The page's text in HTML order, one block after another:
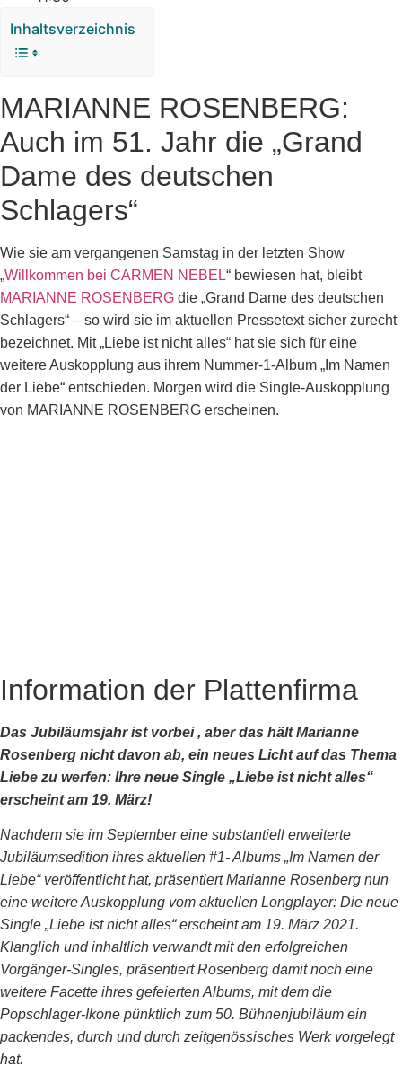
Inhaltsverzeichnis
MARIANNE ROSENBERG:
Auch im 51. Jahr die „Grand
Dame des deutschen
Schlagers“
Wie sie am vergangenen Samstag in der letzten Show
„Willkommen bei CARMEN NEBEL“ bewiesen hat, bleibt
MARIANNE ROSENBERG die „Grand Dame des deutschen
Schlagers“ – so wird sie im aktuellen Pressetext sicher zurecht
bezeichnet. Mit „Liebe ist nicht alles“ hat sie sich für eine
weitere Auskopplung aus ihrem Nummer-1-Album „Im Namen
der Liebe“ entschieden. Morgen wird die Single-Auskopplung
von MARIANNE ROSENBERG erscheinen.
Information der Plattenfirma
Das Jubiläumsjahr ist vorbei , aber das hält Marianne
Rosenberg nicht davon ab, ein neues Licht auf das Thema
Liebe zu werfen: Ihre neue Single „Liebe ist nicht alles“
erscheint am 19. März!
Nachdem sie im September eine substantiell erweiterte
Jubiläumsedition ihres aktuellen #1- Albums „Im Namen der
Liebe“ veröffentlicht hat, präsentiert Marianne Rosenberg nun
eine weitere Auskopplung vom aktuellen Longplayer: Die neue
Single „Liebe ist nicht alles“ erscheint am 19. März 2021.
Klanglich und inhaltlich verwandt mit den erfolgreichen
Vorgänger-Singles, präsentiert Rosenberg damit noch eine
weitere Facette ihres gefeierten Albums, mit dem die
Popschlager-Ikone pünktlich zum 50. Bühnenjubiläum ein
packendes, durch und durch zeitgenössisches Werk vorgelegt
hat.